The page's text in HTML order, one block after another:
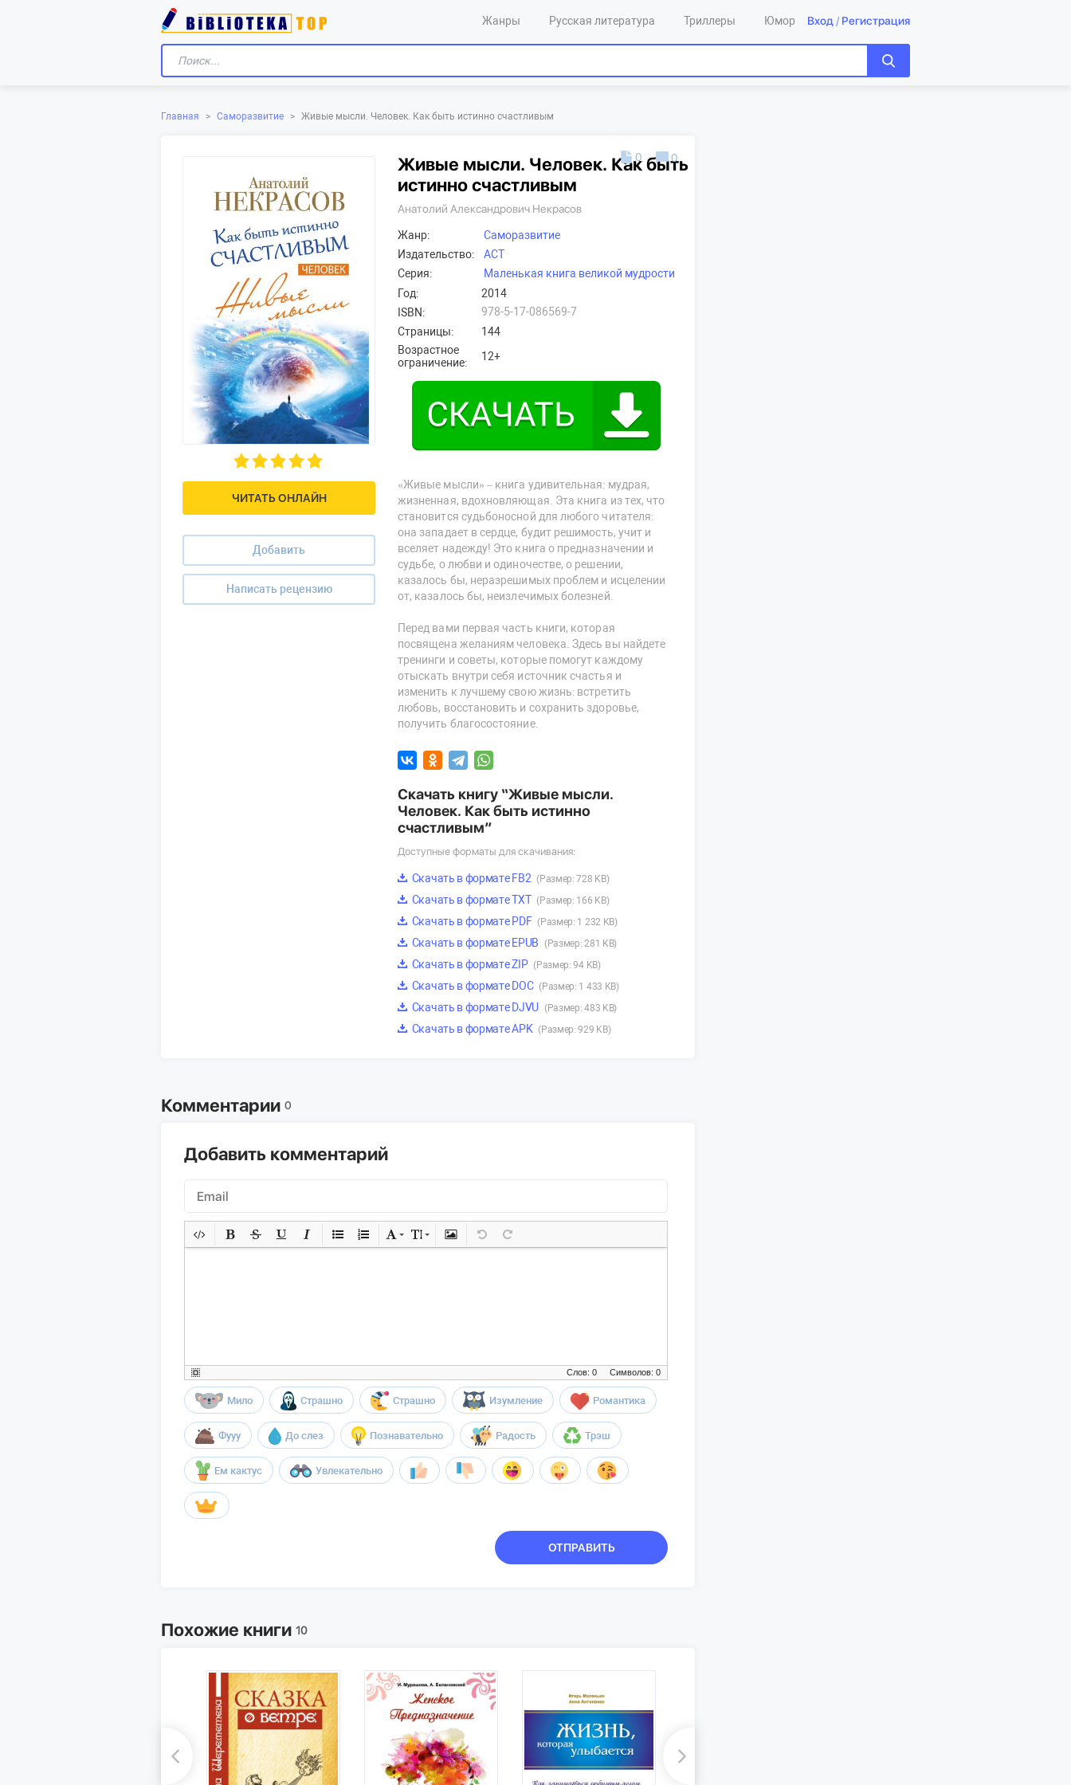
Жанры Русская литература Триллеры Юмор Вход / Регистрация
Главная > Саморазвитие > Живые мысли. Человек. Как быть истинно счастливым
ЧИТАТЬ ОНЛАЙН
Добавить
Написать рецензию
Живые мысли. Человек. Как быть
истинно счастливым
Анатолий Александрович Некрасов
Жанр:
Саморазвитие
Издательство:
АСТ
Серия:
Маленькая книга великой мудрости
Год:
2014
ISBN:
978-5-17-086569-7
Страницы:
144
Возрастное
ограничение:
12+
«Живые мысли» – книга удивительная: мудрая,
жизненная, вдохновляющая. Эта книга из тех, что
становится судьбоносной для любого читателя:
она западает в сердце, будит решимость, учит и
вселяет надежду! Это книга о предназначении и
судьбе, о любви и одиночестве, о решении,
казалось бы, неразрешимых проблем и исцелении
от, казалось бы, неизлечимых болезней.
Перед вами первая часть книги, которая
посвящена желаниям человека. Здесь вы найдете
тренинги и советы, которые помогут каждому
отыскать внутри себя источник счастья и
изменить к лучшему свою жизнь: встретить
любовь, восстановить и сохранить здоровье,
получить благосостояние.
0 0
Скачать книгу “Живые мысли.
Человек. Как быть истинно
счастливым”
Доступные форматы для скачивания:
Скачать в формате FB2 (Размер: 728 KB)
Скачать в формате TXT (Размер: 166 KB)
Скачать в формате PDF (Размер: 1 232 KB)
Скачать в формате EPUB (Размер: 281 KB)
Скачать в формате ZIP (Размер: 94 KB)
Скачать в формате DOC (Размер: 1 433 KB)
Скачать в формате DJVU (Размер: 483 KB)
Скачать в формате APK (Размер: 929 KB)
Комментарии 0
Добавить комментарий
Символов: 0
Слов: 0
Мило Страшно Страшно Изумление Романтика
Фууу До слез Познавательно Радость Трэш
Ем кактус Увлекательно
ОТПРАВИТЬ
Похожие книги 10